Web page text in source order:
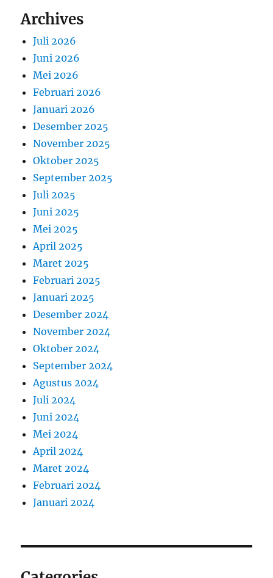
Archives
Juli 2026
Juni 2026
Mei 2026
Februari 2026
Januari 2026
Desember 2025
November 2025
Oktober 2025
September 2025
Juli 2025
Juni 2025
Mei 2025
April 2025
Maret 2025
Februari 2025
Januari 2025
Desember 2024
November 2024
Oktober 2024
September 2024
Agustus 2024
Juli 2024
Juni 2024
Mei 2024
April 2024
Maret 2024
Februari 2024
Januari 2024